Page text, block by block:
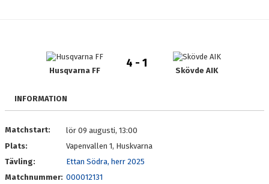
BILDGALLERIHusqvarna FF
4 - 1
Skövde AIK
INFORMATION
Matchstart:
lör 09 augusti, 13:00
Plats:
Vapenvallen 1, Huskvarna
Tävling:
Ettan Södra, herr 2025
Matchnummer: 000012131